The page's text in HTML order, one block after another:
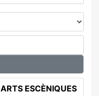
ARTS ESCÈNIQUES